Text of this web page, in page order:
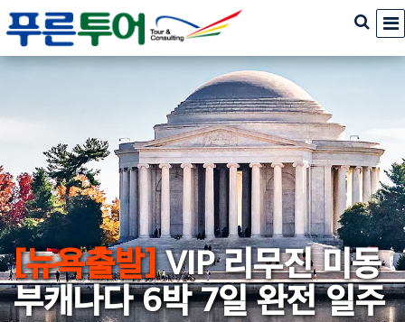
[뉴욕출발]VIP 리무진 미동
부캐나다 6박 7일 완전 일주